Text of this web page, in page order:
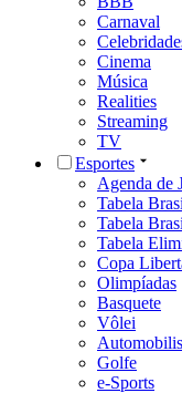
Carnaval
Cinema
Música
Realities
Streaming
TV
Esportes
Agenda de
Tabela
Tabela
Tabela
Copa
Olimpíadas
Basquete
Vôlei
Golfe
e-Sports